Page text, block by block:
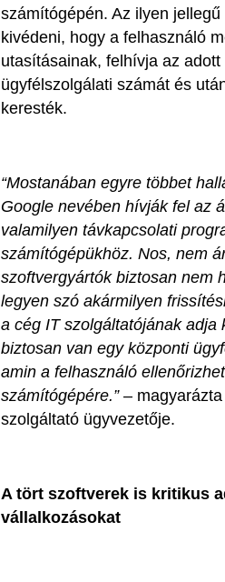
számítógépén. Az ilyen
kivédeni, hogy a felhasználó
utasításainak, felhívja az
ügyfélszolgálati számát és
keresték.
“Mostanában egyre többet
Google nevében hívják fel az
valamilyen távkapcsolati
számítógépükhöz. Nos, nem
szoftvergyártók biztosan nem
legyen szó akármilyen
a cég IT szolgáltatójának adja
biztosan van egy központi
amin a felhasználó
számítógépére.” –
szolgáltató ügyvezetője.
A tört szoftverek is kritikus
vállalkozásokat